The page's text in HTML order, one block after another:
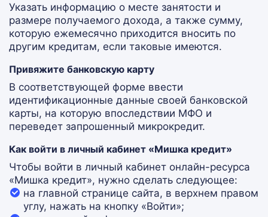
Указать информацию о месте занятости и
размере получаемого дохода, а также сумму,
которую ежемесячно приходится вносить по
другим кредитам, если таковые имеются.
Привяжите банковскую карту
В соответствующей форме ввести
идентификационные данные своей банковской
карты, на которую впоследствии МФО и
переведет запрошенный микрокредит.
Как войти в личный кабинет «Мишка кредит»
Чтобы войти в личный кабинет онлайн-ресурса
«Мишка кредит», нужно сделать следующее:
на главной странице сайта, в верхнем правом
углу, нажать на кнопку «Войти»;